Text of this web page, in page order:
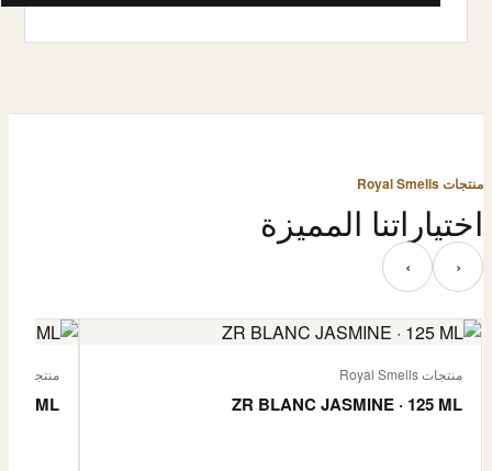
منتجات Royal Smells
اختياراتنا المميزة
‹ ›
منتجات Royal Smells
ZR BLANC JASMINE · 125 ML
منتجات Royal Smells
ML